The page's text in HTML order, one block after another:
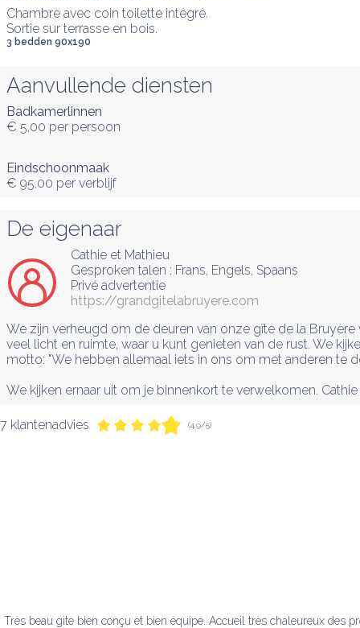
Chambre avec coin toilette intégré.
Sortie sur terrasse en bois.
3 bedden 90x190
Aanvullende diensten
Badkamerlinnen
€ 5,00 per persoon
Eindschoonmaak
€ 95,00 per verblijf
De eigenaar
Cathie et Mathieu
Gesproken talen : Frans, Engels, Spaans
Privé advertentie
https://grandgitelabruyere.com
We zijn verheugd om de deuren van onze gîte de la
veel licht en ruimte, waar u kunt genieten van de rust. We
motto: "We hebben allemaal iets in ons om met anderen te
We kijken ernaar uit om je binnenkort te verwelkomen. Cathie
7 klantenadvies (4,9/5)
Très beau gite bien conçu et bien équipé. Accueil très chaleureux des